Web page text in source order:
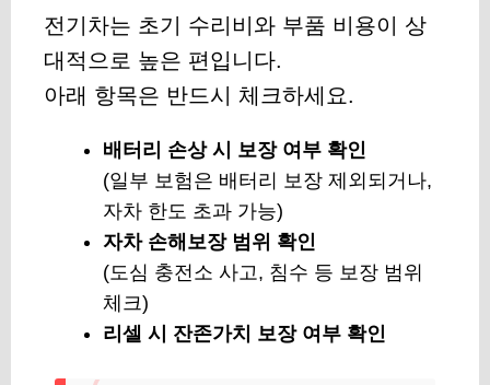
전기차는 초기 수리비와 부품 비용이 상
대적으로 높은 편입니다.
아래 항목은 반드시 체크하세요.
배터리 손상 시 보장 여부 확인
(일부 보험은 배터리 보장 제외되거나,
자차 한도 초과 가능)
자차 손해보장 범위 확인
(도심 충전소 사고, 침수 등 보장 범위
체크)
리셀 시 잔존가치 보장 여부 확인